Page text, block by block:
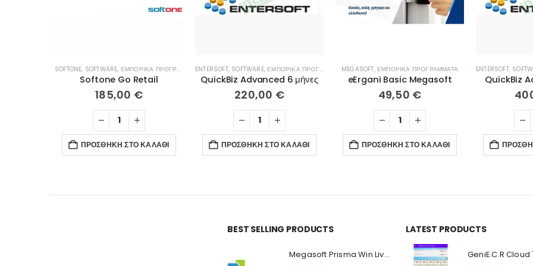
SOFTONE, SOFTWARE, ΕΜΠΟΡΙΚΆ ΠΡΟΓΡΆΜΜΑΤΑ
Softone Go Retail
185,00 €
ΠΡΟΣΘΉΚΗ ΣΤΟ ΚΑΛΆΘΙ
ENTERSOFT, SOFTWARE, ΕΜΠΟΡΙΚΆ ΠΡΟΓΡΆΜΜΑΤΑ
QuickBiz Advanced 6 μήνες
220,00 €
ΠΡΟΣΘΉΚΗ ΣΤΟ ΚΑΛΆΘΙ
MEGASOFT, ΕΜΠΟΡΙΚΆ ΠΡΟΓΡΆΜΜΑΤΑ
eErgani Basic Megasoft
49,50 €
ΠΡΟΣΘΉΚΗ ΣΤΟ ΚΑΛΆΘΙ
ENTERSOFT,
QuickBiz
BEST SELLING PRODUCTS
Megasoft Prisma Win Live Viewer
LATEST PRODUCTS
Ο Λογαριασμός μου